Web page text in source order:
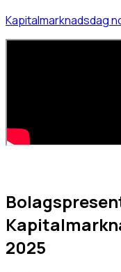
Kapitalmarknadsdag
2025